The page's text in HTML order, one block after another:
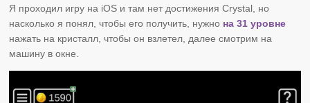
Я проходил игру на iOS и там нет достижения Crystal, но
насколько я понял, чтобы его получить, нужно на 31 уровне
нажать на кристалл, чтобы он взлетел, далее смотрим на
машину в окне.